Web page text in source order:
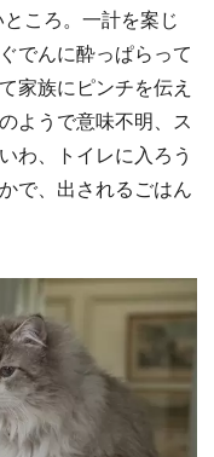
ころ。一計を案じ
でんに酔っぱらって
家族にピンチを伝え
ようで意味不明、ス
わ、トイレに入ろう
で、出されるごはん